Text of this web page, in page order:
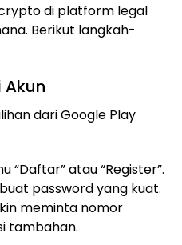
di platform legal
Berikut langkah-
Akun
dari Google Play
“Daftar” atau “Register”.
password yang kuat.
meminta nomor
tambahan.